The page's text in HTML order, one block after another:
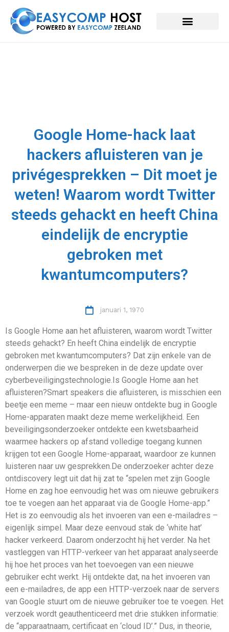
Google Home-hack laat
hackers afluisteren van je
privégesprekken – Dit moet je
weten! Waarom wordt Twitter
steeds gehackt en heeft China
eindelijk de encryptie
gebroken met
kwantumcomputers?
januari 1, 1970
Is Google Home aan het afluisteren, waarom wordt Twitter
steeds gehackt? En heeft China eindelijk de encryptie
gebroken met kwantumcomputers? Dat zijn enkele van de
onderwerpen die we bespreken in de deze update over
cyberbeveiligingstechnologie.Is Google Home aan het
afluisteren?Smart speakers die afluisteren, is misschien een
beetje een meme – maar een nieuw ontdekte bug in Google
Home-apparaten maakt deze meme werkelijkheid. Een
beveiligingsonderzoeker ontdekte een kwetsbaarheid
waarmee hackers op afstand volledige toegang kunnen
krijgen tot een Google Home-apparaat, waardoor ze kunnen
luisteren naar uw gesprekken.De onderzoeker achter deze
ontdiscovery legt uit dat hij zat te “spelen met zijn Google
Home en zag hoe eenvoudig het was om nieuwe gebruikers
toe te voegen aan het apparaat via de Google Home-app.”
Het is zo eenvoudig als het invoeren van een e-mailadres –
eigenlijk simpel. Maar deze eenvoud stak de ‘white hat’
hacker verkeerd. Daarom onderzocht hij het verder. Na het
vastleggen van HTTP-verkeer van het apparaat analyseerde
hij hoe het proces van het toevoegen van een nieuwe
gebruiker echt werkt. Hij ontdekte dat, na het invoeren van
een e-mailadres, de app een HTTP-verzoek naar de servers
van Google stuurt om de nieuwe gebruiker toe te voegen. Het
verzoek wordt geauthenticeerd met drie stukken informatie:
de “apparaatnaam, certificaat en ‘cloud ID’.” Dus, in theorie,